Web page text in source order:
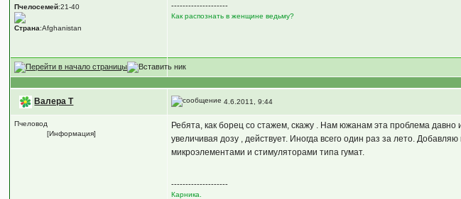
Пчелосемей:21-40
Страна:Afghanistan
--------------------
Как распознать в женщине ведьму?
Валера Т 4.6.2011, 9:44
Пчеловод
[Информация]
Ребята, как борец со стажем, скажу . Нам южанам эта проблема
увеличивая дозу , действует. Иногда всего один раз за лето.
микроэлементами и стимуляторами типа гумат.
--------------------
Карника.